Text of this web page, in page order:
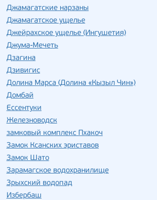
Джамагатские нарзаны
Джамагатское ущелье
Джейрахское ущелье (Ингушетия)
Джума-Мечеть
Дзагина
Дзивигис
Долина Марса (Долина «Кызыл Чин»)
Домбай
Ессентуки
Железноводск
замковый комплекс Пхакоч
Замок Ксанских эриставов
Замок Шато
Зарамагское водохранилище
Зрыхский водопад
Избербаш